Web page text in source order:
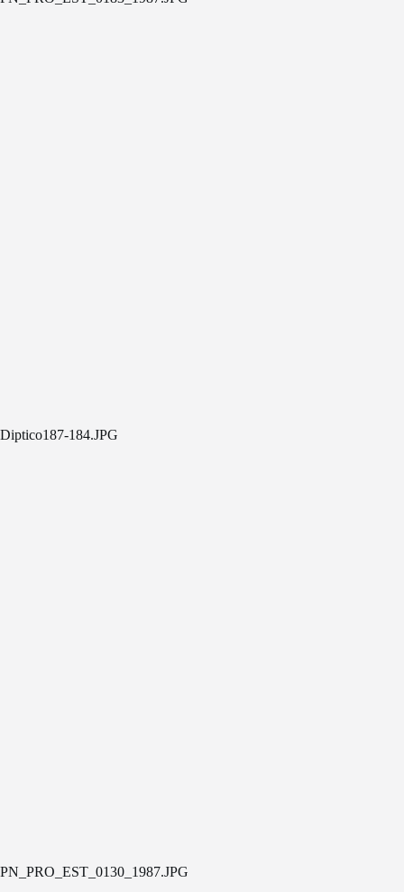
Diptico187-184.JPG
PN_PRO_EST_0130_1987.JPG